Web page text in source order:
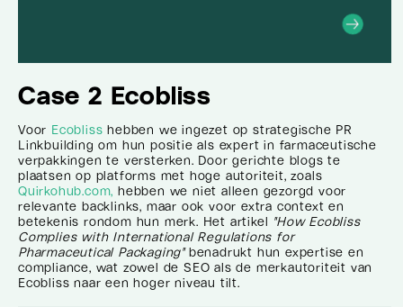
Case 2 Ecobliss
Voor Ecoblisshebben we ingezet op strategische PR
Linkbuilding om hun positie als expert in farmaceutische
verpakkingen te versterken. Door gerichte blogs te
plaatsen op platforms met hoge autoriteit, zoals
Quirkohub.com, hebben we niet alleen gezorgd voor
relevante backlinks, maar ook voor extra context en
betekenis rondom hun merk. Het artikel "How Ecobliss
Complies with International Regulations for
Pharmaceutical Packaging"benadrukt hun expertise en
compliance, wat zowel de SEO als de merkautoriteit van
Ecobliss naar een hoger niveau tilt.